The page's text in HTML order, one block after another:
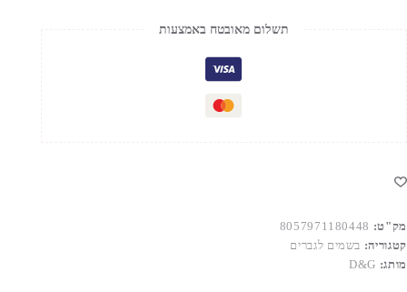
תשלום מאובטח באמצעות
מק"ט: 8057971180448
קטגוריה: בשמים לגברים
מותג: D&G